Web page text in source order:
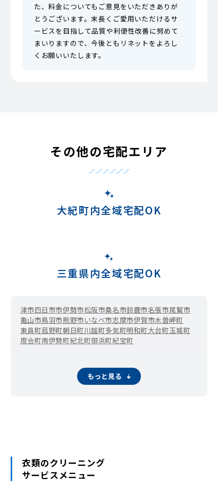
た、料金についてもご意見をいただきありが
とうございます。末長くご愛用いただけるサ
ービスを目指して品質や利便性改善に努めて
まいりますので、今後ともリネットをよろし
くお願いいたします。
その他の宅配エリア
大紀町内全域宅配OK
三重県内全域宅配OK
津市四日市市伊勢市松阪市桑名市鈴鹿市名張市尾鷲市
亀山市鳥羽市熊野市 いなべ市志摩市伊賀市木曽岬町
東員町菰野町朝日町川越町多気町明和町大台町玉城町
度会町南伊勢町紀北町御浜町紀宝町
もっと見る
衣類のクリーニング
サービスメニュー